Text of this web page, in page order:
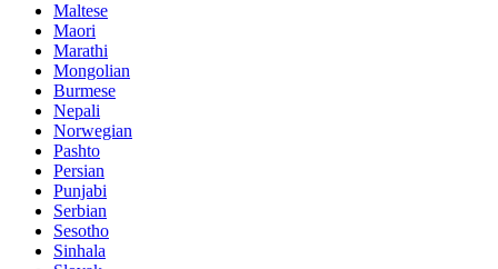
Maltese
Maori
Marathi
Mongolian
Burmese
Nepali
Norwegian
Pashto
Persian
Punjabi
Serbian
Sesotho
Sinhala